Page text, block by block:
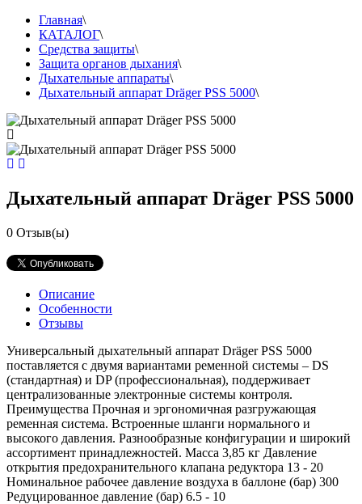
Главная\
КАТАЛОГ\
Средства защиты\
Защита органов дыхания\
Дыхательные аппараты\
Дыхательный аппарат Dräger PSS 5000\
Дыхательный аппарат Dräger PSS 5000
0 Отзыв(ы)
Описание
Особенности
Отзывы
Универсальный дыхательный аппарат Dräger PSS 5000
поставляется с двумя вариантами ременной системы – DS
(стандартная) и DP (профессиональная), поддерживает
централизованные электронные системы контроля.
Преимущества Прочная и эргономичная разгружающая
ременная системa. Встроенные шланги нормального и
высокого давления. Разнообразные конфигурации и широкий
ассортимент принадлежностей. Масса 3,85 кг Давление
открытия предохранительного клапана редуктора 13 - 20
Номинальное рабочее давление воздуха в баллоне (бар) 300
Редуцированное давление (бар) 6.5 - 10